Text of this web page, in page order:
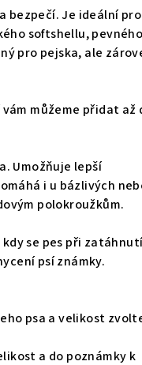
bezpečí. Je ideální pro
softshellu,
pro pejska, ale
můžeme přidat až
Umožňuje lepší
i u bázlivých
polokroužkům.
kdy se pes při
psí známky.
psa a velikost
a do poznámky k